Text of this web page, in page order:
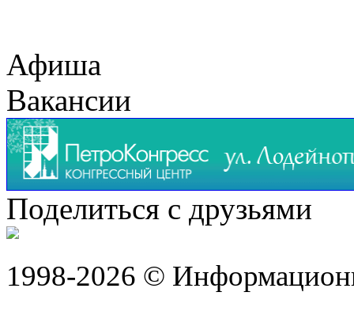
Афиша
Вакансии
Поделиться с друзьями
1998-2026 ©